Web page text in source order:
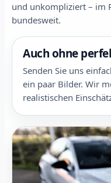
und unkompliziert – im
bundesweit.
Auch ohne
Senden Sie uns
ein paar Bilder. Wir
realistischen